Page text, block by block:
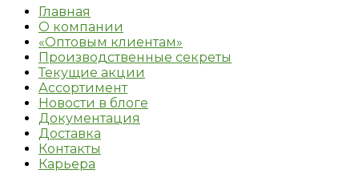
Главная
О компании
«Оптовым клиентам»
Производственные секреты
Текущие акции
Ассортимент
Новости в блоге
Документация
Доставка
Контакты
Карьера